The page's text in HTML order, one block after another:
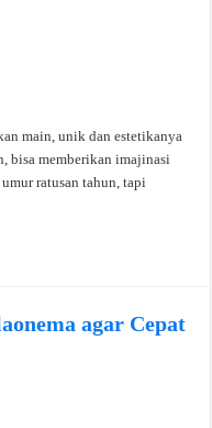
main, unik dan estetikanya
bisa memberikan imajinasi
ratusan tahun, tapi
agar Cepat